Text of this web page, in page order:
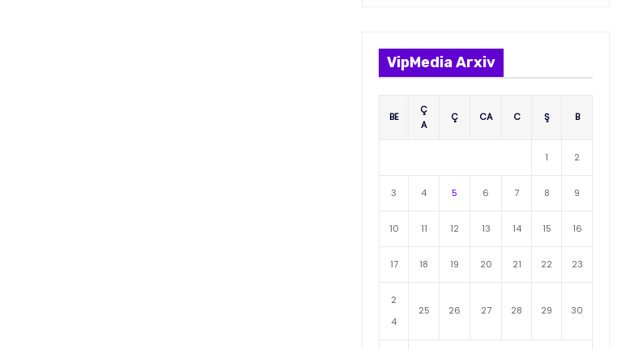
VipMedia Arxiv
BE
Ç
A
Ç CA C Ş B
1 2
3 4 5 6 7 8 9
10 11 12 13 14 15 16
17 18 19 20 21 22 23
2
4
25 26 27 28 29 30